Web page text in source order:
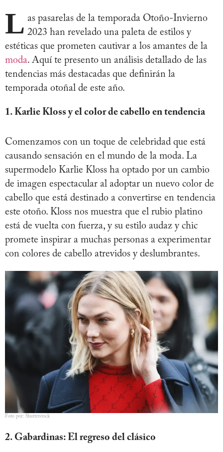
L as pasarelas de la temporada Otoño-Invierno
2023 han revelado una paleta de estilos y
estéticas que prometen cautivar a los amantes de la
moda. Aquí te presento un análisis detallado de las
tendencias más destacadas que definirán la
temporada otoñal de este año.
1. Karlie Kloss y el color de cabello en tendencia
Comenzamos con un toque de celebridad que está
causando sensación en el mundo de la moda. La
supermodelo Karlie Kloss ha optado por un cambio
de imagen espectacular al adoptar un nuevo color de
cabello que está destinado a convertirse en tendencia
este otoño. Kloss nos muestra que el rubio platino
está de vuelta con fuerza, y su estilo audaz y chic
promete inspirar a muchas personas a experimentar
con colores de cabello atrevidos y deslumbrantes.
Foto por: Shutterstock
2. Gabardinas: El regreso del clásico